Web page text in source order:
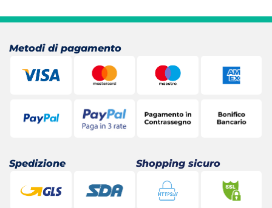
Metodi di pagamento
Spedizione Shopping sicuro